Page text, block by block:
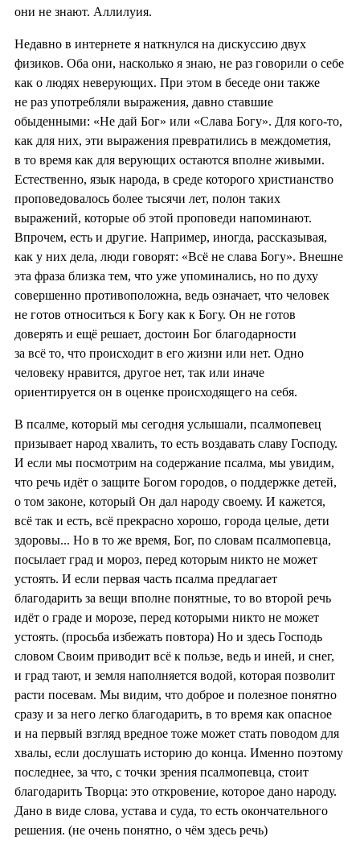
они не знают. Аллилуия.
Недавно в интернете я наткнулся на дискуссию двух
физиков. Оба они, насколько я знаю, не раз говорили о себе
как о людях неверующих. При этом в беседе они также
не раз употребляли выражения, давно ставшие
обыденными: «Не дай Бог» или «Слава Богу». Для кого-то,
как для них, эти выражения превратились в междометия,
в то время как для верующих остаются вполне живыми.
Естественно, язык народа, в среде которого христианство
проповедовалось более тысячи лет, полон таких
выражений, которые об этой проповеди напоминают.
Впрочем, есть и другие. Например, иногда, рассказывая,
как у них дела, люди говорят: «Всё не слава Богу». Внешне
эта фраза близка тем, что уже упоминались, но по духу
совершенно противоположна, ведь означает, что человек
не готов относиться к Богу как к Богу. Он не готов
доверять и ещё решает, достоин Бог благодарности
за всё то, что происходит в его жизни или нет. Одно
человеку нравится, другое нет, так или иначе
ориентируется он в оценке происходящего на себя.
В псалме, который мы сегодня услышали, псалмопевец
призывает народ хвалить, то есть воздавать славу Господу.
И если мы посмотрим на содержание псалма, мы увидим,
что речь идёт о защите Богом городов, о поддержке детей,
о том законе, который Он дал народу своему. И кажется,
всё так и есть, всё прекрасно хорошо, города целые, дети
здоровы... Но в то же время, Бог, по словам псалмопевца,
посылает град и мороз, перед которым никто не может
устоять. И если первая часть псалма предлагает
благодарить за вещи вполне понятные, то во второй речь
идёт о граде и морозе, перед которыми никто не может
устоять. (просьба избежать повтора) Но и здесь Господь
словом Своим приводит всё к пользе, ведь и иней, и снег,
и град тают, и земля наполняется водой, которая позволит
расти посевам. Мы видим, что доброе и полезное понятно
сразу и за него легко благодарить, в то время как опасное
и на первый взгляд вредное тоже может стать поводом для
хвалы, если дослушать историю до конца. Именно поэтому
последнее, за что, с точки зрения псалмопевца, стоит
благодарить Творца: это откровение, которое дано народу.
Дано в виде слова, устава и суда, то есть окончательного
решения. (не очень понятно, о чём здесь речь)